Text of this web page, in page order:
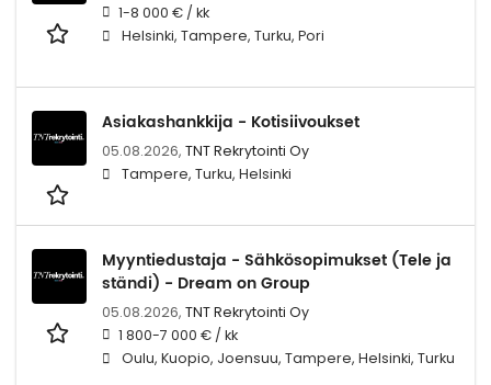
1-8 000 € / kk
Helsinki, Tampere, Turku, Pori
Asiakashankkija - Kotisiivoukset
05.08.2026, TNT Rekrytointi Oy
Tampere, Turku, Helsinki
Myyntiedustaja - Sähkösopimukset (Tele ja
ständi) - Dream on Group
05.08.2026, TNT Rekrytointi Oy
1 800-7 000 € / kk
Oulu, Kuopio, Joensuu, Tampere, Helsinki, Turku